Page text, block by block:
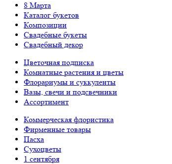
8 Марта
Каталог букетов
Композиции
Свадебные букеты
Свадебный декор
Цветочная подписка
Комнатные растения и цветы
Флорариумы и суккуленты
Вазы, свечи и подсвечники
Ассортимент
Коммерческая флористика
Фирменные товары
Пасха
Сухоцветы
1 сентября